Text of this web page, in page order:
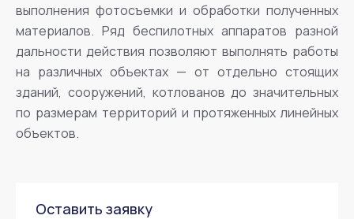
выполнения фотосъемки и обработки полученных
материалов. Ряд беспилотных аппаратов разной
дальности действия позволяют выполнять работы
на различных объектах — от отдельно стоящих
зданий, сооружений, котлованов до значительных
по размерам территорий и протяженных линейных
объектов.
Оставить заявку